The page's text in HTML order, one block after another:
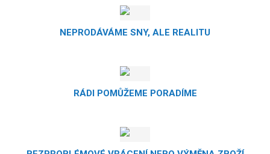
NEPRODÁVÁME SNY, ALE REALITU
RÁDI POMŮŽEME PORADÍME